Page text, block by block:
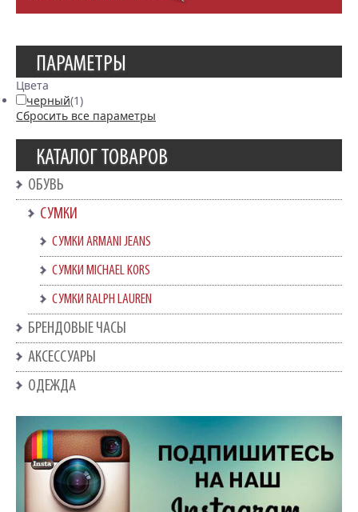
ПАРАМЕТРЫ
Цвета
черный(1)
Сбросить все параметры
КАТАЛОГ ТОВАРОВ
ОБУВЬ
СУМКИ
СУМКИ ARMANI JEANS
СУМКИ MICHAEL KORS
СУМКИ RALPH LAUREN
БРЕНДОВЫЕ ЧАСЫ
АКСЕССУАРЫ
ОДЕЖДА